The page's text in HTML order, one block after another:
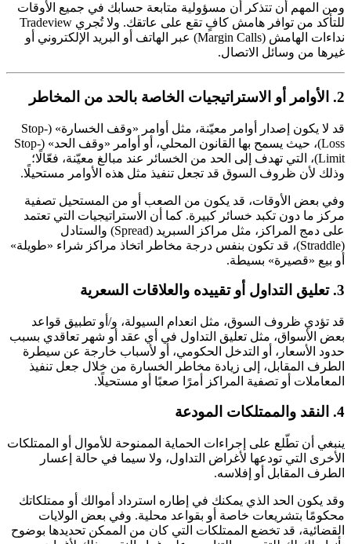
ومن المهم أن تتذكر أن مسؤولية متابعة حسابك في جميع الأوقات
للتأكد من توافر هامش كافٍ تقع على عاتقك. ولا تُجري Tradeview
نداءات الهامش (Margin Calls) عبر الهاتف أو البريد الإلكتروني أو
غيرها من وسائل الاتصال.
2. الأوامر أو الاستراتيجيات الخاصة بالحد من المخاطر
قد لا يكون إصدار أوامر معيّنة، مثل أوامر «وقف الخسارة» (Stop-
Loss)، حيث يسمح بها القانون المحلي، أو أوامر «وقف الحد» (Stop-
Limit)، التي تهدف إلى الحد من الخسائر عند مبالغ معيّنة، فعّالًا؛
وذلك لأن ظروف السوق قد تجعل تنفيذ مثل هذه الأوامر مستحيلًا.
وفي بعض الأوقات، قد يكون من الصعب أو من المستحيل تصفية
مركز ما دون تكبد خسائر كبيرة. كما أن الاستراتيجيات التي تعتمد
على دمج المراكز، مثل مراكز السبريد (Spread) والستادل
(Straddle)، قد تكون بنفس درجة مخاطر اتخاذ مراكز شراء «طويلة»
أو بيع «قصيرة» بسيطة.
3. تعليق التداول أو تقييده والعلاقات السعرية
قد تؤدي ظروف السوق، مثل انعدام السيولة، و/أو تطبيق قواعد
بعض الأسواق، مثل تعليق التداول في أي عقد أو شهر تعاقدي بسبب
حدود الأسعار، أو التدخل الحكومي، أو لأسباب خارجة عن سيطرة
الطرف المقابل، إلى زيادة مخاطر الخسارة من خلال جعل تنفيذ
المعاملات أو تصفية المراكز أمرًا صعبًا أو مستحيلًا.
4. النقد والممتلكات المودعة
ينبغي أن تطّلع على إجراءات الحماية الممنوحة للأموال أو الممتلكات
الأخرى التي تودعها لأغراض التداول، ولا سيما في حالة إعسار
الطرف المقابل أو إفلاسه.
وقد يكون الحد الذي يمكنك في إطاره استرداد أموالك أو ممتلكاتك
محكومًا بتشريعات خاصة أو بقواعد محلية. وفي بعض الولايات
القضائية، قد تخضع الممتلكات التي كان من الممكن تحديدها بوضوح